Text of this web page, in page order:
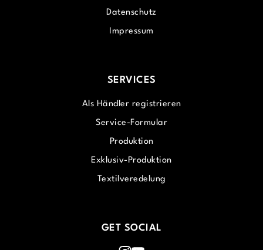
Datenschutz
Impressum
SERVICES
Als Händler registrieren
Service-Formular
Produktion
Exklusiv-Produktion
Textilveredelung
GET SOCIAL